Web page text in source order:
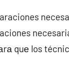
quе los